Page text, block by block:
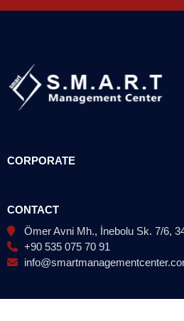
CORPORATE
CONTACT
Ömer Avni Mh., İnebolu Sk. 7/6,
+90 535 075 70 91